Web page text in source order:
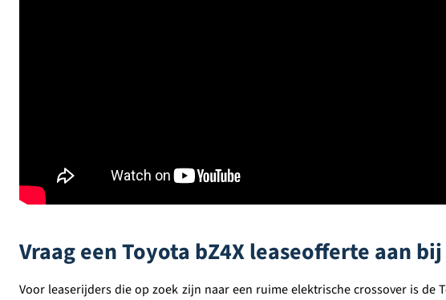
Vraag een Toyota bZ4X leaseofferte aan
Voor leaserijders die op zoek zijn naar een ruime elektrische crossover is de